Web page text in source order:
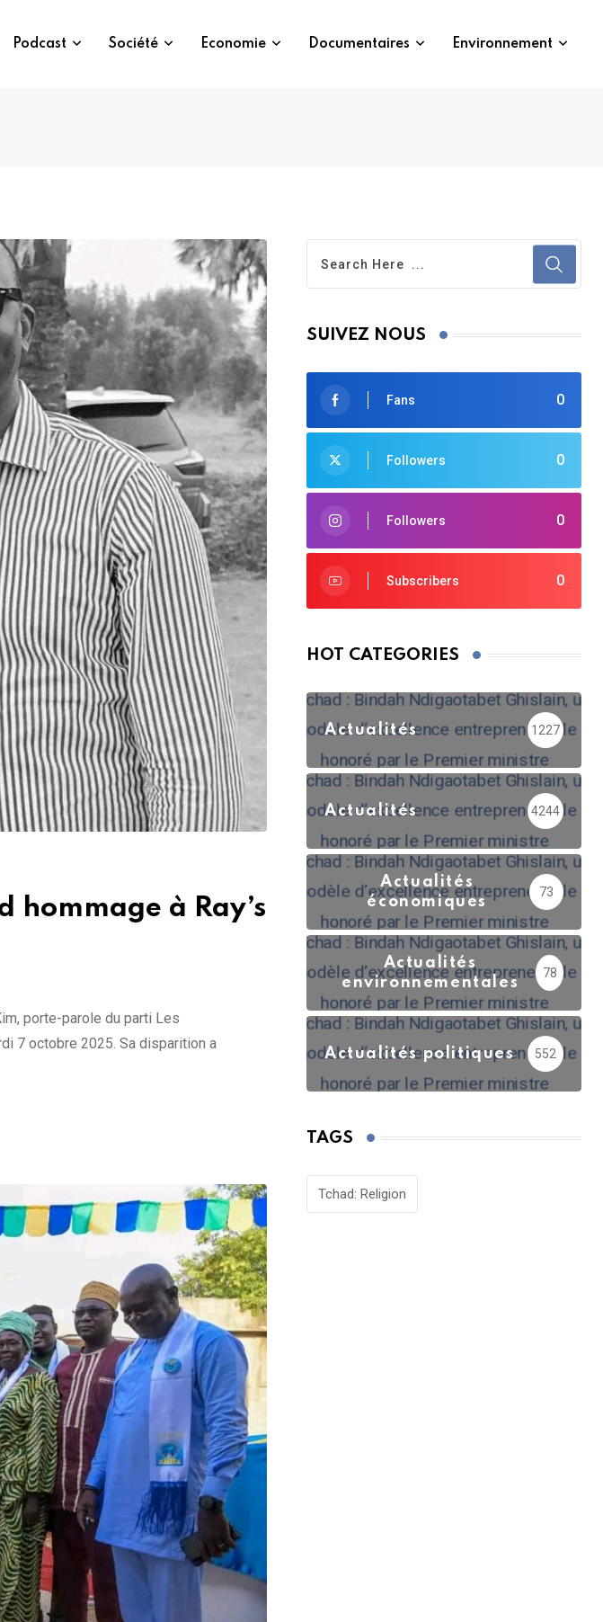
Podcast Société Economie Documentaires Environnement
hommage à Ray’s
porte-parole du parti Les
7 octobre 2025. Sa disparition a
SUIVEZ NOUS
0
Fans
0
Followers
0
Followers
0
Subscribers
HOT CATEGORIES
Actualités 1227
Actualités 4244
Actualités
économiques
73
Actualités
environnementales
78
Actualités politiques 552
TAGS
Tchad: Religion